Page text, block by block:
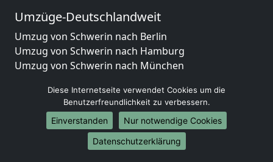
Umzüge-Deutschlandweit
Umzug von Schwerin nach Berlin
Umzug von Schwerin nach Hamburg
Umzug von Schwerin nach München
Umzug von Schwerin nach Frankfurt am Main
Umzug von Schwerin nach Stuttgart
Umzug von Schwerin nach Düsseldorf
Umzug von Schwerin nach Leipzig
Umzug von Schwerin nach Dortmund
Diese Internetseite verwendet Cookies um die
Benutzerfreundlichkeit zu verbessern.
Einverstanden
Nur notwendige Cookies
Datenschutzerklärung